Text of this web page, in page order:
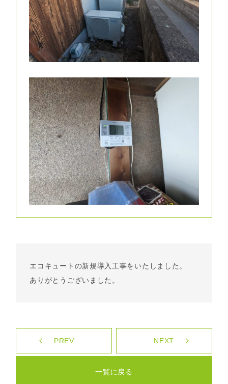
エコキュートの新規導入工事をいたしました。
ありがとうございました。
PREV NEXT
一覧に戻る